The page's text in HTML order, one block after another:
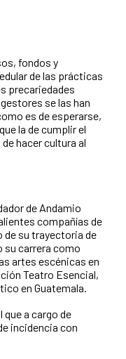
fondos y
de las prácticas
precariedades
se las han
es de esperarse,
la de cumplir el
hacer cultura al
de Andamio
compañías de
de su trayectoria de
su carrera como
artes escénicas en
Teatro Esencial,
en Guatemala.
que a cargo de
incidencia con